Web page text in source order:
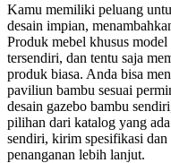
Kamu memiliki peluang
desain impian,
Produk mebel khusus
tersendiri, dan tentu saja
produk biasa. Anda bisa
paviliun bambu sesuai
desain gazebo bambu
pilihan dari katalog yang
sendiri, kirim spesifikasi
penanganan lebih lanjut.